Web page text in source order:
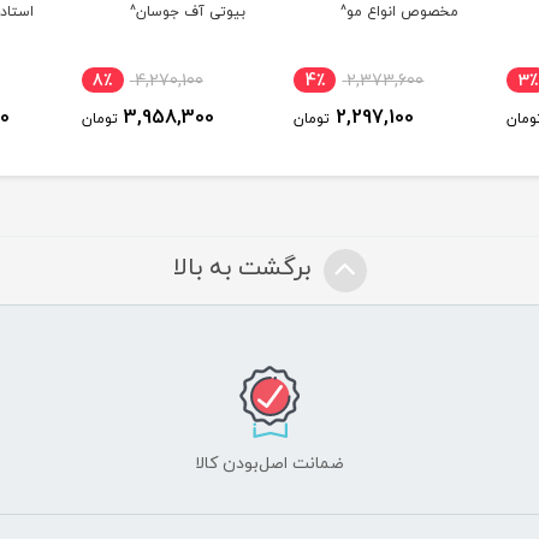
3٪
مخصوص انواع مو^
2,373,600 4٪
2,297,100 تومان
بیوتی آف جوسان^
4,270,100 8٪
3,958,300 تومان
برگشت به بالا
ضمانت اصل‌بودن کالا